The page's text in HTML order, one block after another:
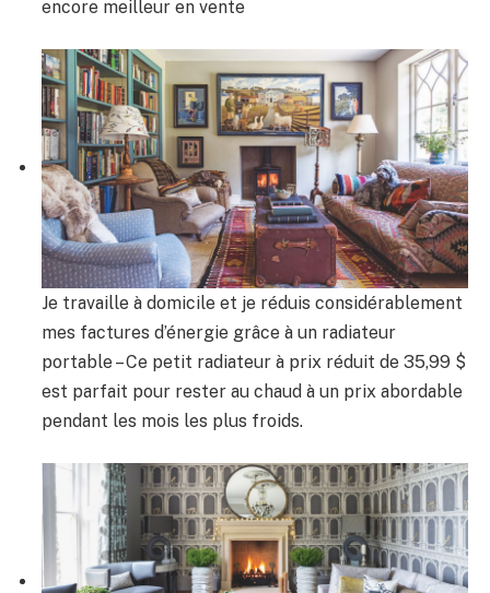
encore meilleur en vente
Je travaille à domicile et je réduis considérablement
mes factures d’énergie grâce à un radiateur
portable – Ce petit radiateur à prix réduit de 35,99 $
est parfait pour rester au chaud à un prix abordable
pendant les mois les plus froids.